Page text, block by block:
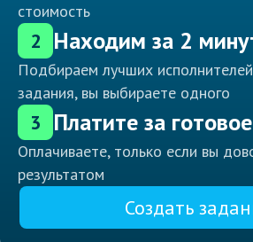
стоимость
2 Находим за 2
Подбираем лучших
задания, вы выбираете одного
3 Платите за готовое
Оплачиваете, только если вы
результатом
Создать